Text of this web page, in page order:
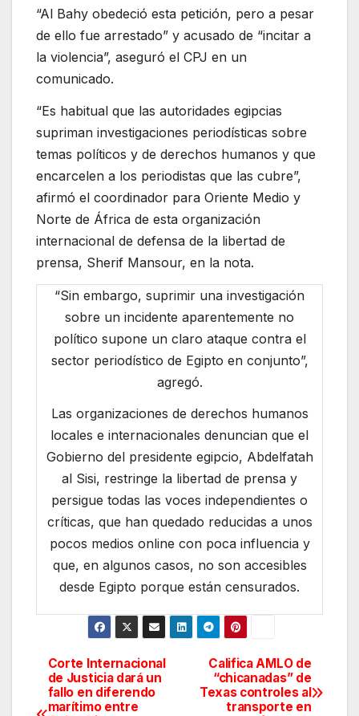
“Al Bahy obedeció esta petición, pero a pesar
de ello fue arrestado” y acusado de “incitar a
la violencia”, aseguró el CPJ en un
comunicado.
“Es habitual que las autoridades egipcias
supriman investigaciones periodísticas sobre
temas políticos y de derechos humanos y que
encarcelen a los periodistas que las cubre”,
afirmó el coordinador para Oriente Medio y
Norte de África de esta organización
internacional de defensa de la libertad de
prensa, Sherif Mansour, en la nota.
“Sin embargo, suprimir una investigación
sobre un incidente aparentemente no
político supone un claro ataque contra el
sector periodístico de Egipto en conjunto”,
agregó.
Las organizaciones de derechos humanos
locales e internacionales denuncian que el
Gobierno del presidente egipcio, Abdelfatah
al Sisi, restringe la libertad de prensa y
persigue todas las voces independientes o
críticas, que han quedado reducidas a unos
pocos medios online con poca influencia y
que, en algunos casos, no son accesibles
desde Egipto porque están censurados.
Navegación
de
Califica AMLO de
“chicanadas” de
Texas controles al
transporte en
Corte Internacional
de Justicia dará un
fallo en diferendo
marítimo entre